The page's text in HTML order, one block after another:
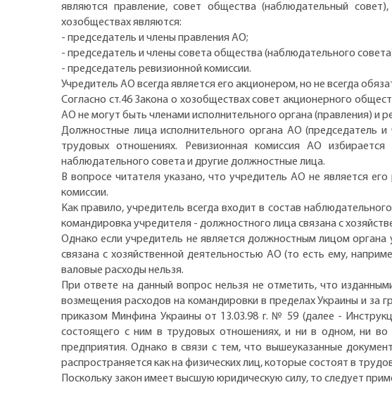
являются правление, совет общества (наблюдательный
хозобществах являются:
- председатель и члены правления АО;
- председатель и члены совета общества (наблюдательного
- председатель ревизионной комиссии.
Учредитель АО всегда является его акционером, но не всегда
Согласно ст.46 Закона о хозобществах совет акционерного
АО не могут быть членами исполнительного органа (правления) и
Должностные лица исполнительного органа АО (председатель
трудовых отношениях. Ревизионная комиссия АО
наблюдательного совета и другие должностные лица.
В вопросе читателя указано, что учредитель АО не является
комиссии.
Как правило, учредитель всегда входит в состав
командировка учредителя - должностного лица связана с
Однако если учредитель не является должностным лицом
связана с хозяйственной деятельностью АО (то есть ему,
валовые расходы нельзя.
При ответе на данный вопрос нельзя не отметить, что
возмещения расходов на командировки в пределах Украины и за
приказом Минфина Украины от 13.03.98 г. № 59 (далее -
состоящего с ним в трудовых отношениях, и ни в одном, ни
предприятия. Однако в связи с тем, что вышеуказанные
распространяется как на физических лиц, которые состоят в
Поскольку закон имеет высшую юридическую силу, то следует